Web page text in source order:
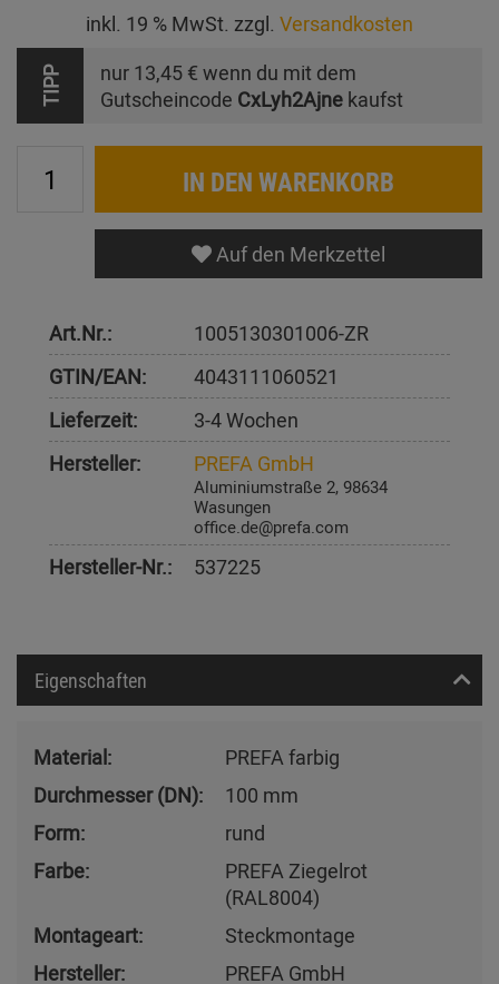
inkl. 19 % MwSt. zzgl. Versandkosten
TIPP nur 13,45 € wenn du mit dem
Gutscheincode CxLyh2Ajne kaufst
IN DEN WARENKORB
Auf den Merkzettel
Art.Nr.:
1005130301006-ZR
GTIN/EAN:
4043111060521
Lieferzeit:
3-4 Wochen
Hersteller:
PREFA GmbH
Aluminiumstraße 2, 98634
Wasungen
office.de@prefa.com
Hersteller-Nr.: 537225
Eigenschaften
Material:
PREFA farbig
Durchmesser (DN):
100 mm
Form:
rund
Farbe:
PREFA Ziegelrot
(RAL8004)
Montageart:
Steckmontage
Hersteller:
PREFA GmbH